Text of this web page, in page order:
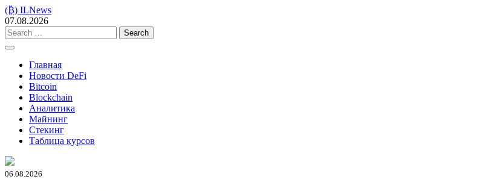
Skip
to
content
(₿) ILNews
07.08.2026
Search
for:
Главная
Новости DeFi
Bitcoin
Blockchain
Аналитика
Майнинг
Стекинг
Таблица курсов
06.08.2026